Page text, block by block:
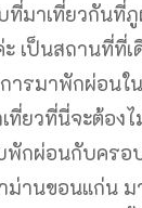
ที่มาเที่ยวกันที่
เป็นสถานที่ที่เ
ารมาพักผ่อนใ
เที่ยวที่นี่จะต้อง
กผ่อนกับครอ
านขอนแก่น ม